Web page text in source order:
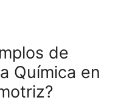
de
Química en